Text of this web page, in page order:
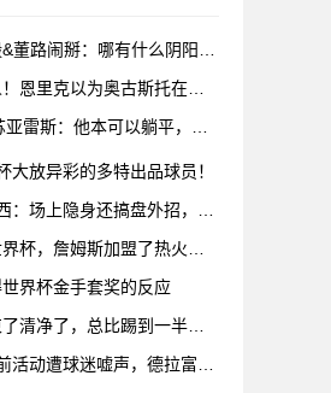
放异彩的多特出品球员！
世界杯金手套奖的反应